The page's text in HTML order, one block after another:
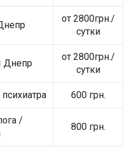
от 2800грн./
сутки
Днепр
от 2800грн./
сутки
600 грн.
/
800 грн.